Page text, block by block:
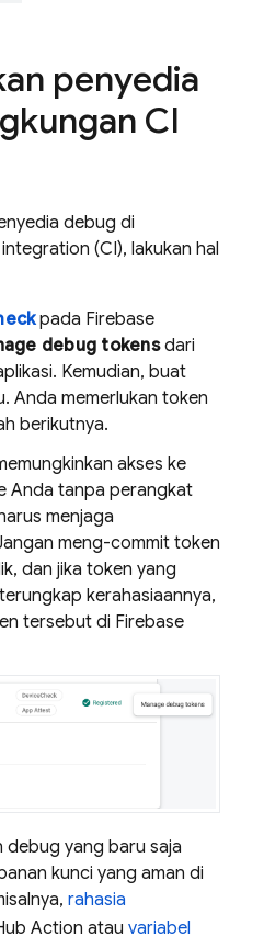
penyedia
CI
debug di
(CI), lakukan hal
pada Firebase
debug tokensdari
Kemudian, buat
Anda memerlukan token
berikutnya.
akses ke
Anda tanpa perangkat
menjaga
meng-commit token
dan jika token yang
kerahasiaannya,
tersebut di Firebase
debug yang baru saja
kunci yang aman di
rahasia
Action atau variabel